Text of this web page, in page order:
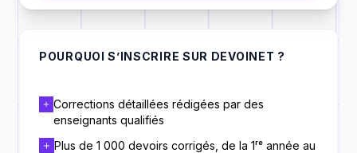
POURQUOI S’INSCRIRE SUR DEVOINET ?
Corrections détaillées rédigées par des
enseignants qualifiés
Plus de 1 000 devoirs corrigés, de la 1ʳᵉ année au